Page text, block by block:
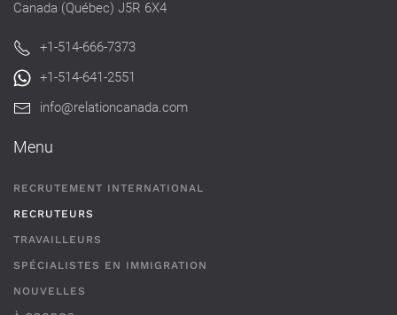
Canada (Québec) J5R 6X4
+1-514-666-7373
+1-514-641-2551
info@relationcanada.com
Menu
RECRUTEMENT INTERNATIONAL
RECRUTEURS
TRAVAILLEURS
SPÉCIALISTES EN IMMIGRATION
NOUVELLES